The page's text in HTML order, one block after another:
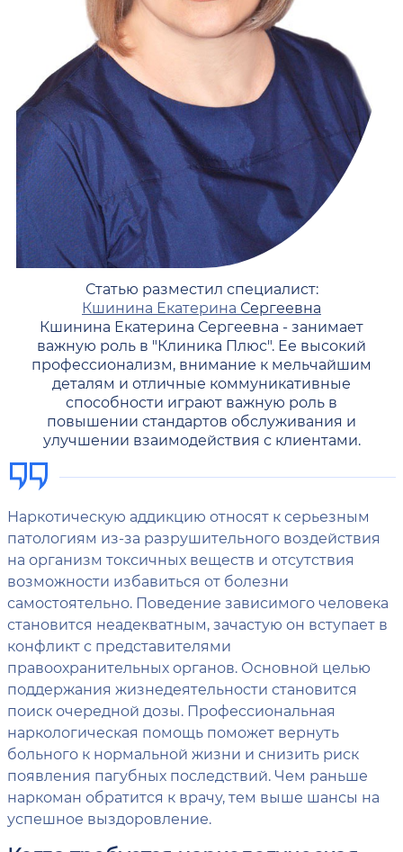
Статью разместил специалист:
Кшинина Екатерина Сергеевна
Кшинина Екатерина Сергеевна - занимает
важную роль в "Клиника Плюс". Ее высокий
профессионализм, внимание к мельчайшим
деталям и отличные коммуникативные
способности играют важную роль в
повышении стандартов обслуживания и
улучшении взаимодействия с клиентами.
Наркотическую аддикцию относят к серьезным
патологиям из-за разрушительного воздействия
на организм токсичных веществ и отсутствия
возможности избавиться от болезни
самостоятельно. Поведение зависимого человека
становится неадекватным, зачастую он вступает в
конфликт с представителями
правоохранительных органов. Основной целью
поддержания жизнедеятельности становится
поиск очередной дозы. Профессиональная
наркологическая помощь поможет вернуть
больного к нормальной жизни и снизить риск
появления пагубных последствий. Чем раньше
наркоман обратится к врачу, тем выше шансы на
успешное выздоровление.